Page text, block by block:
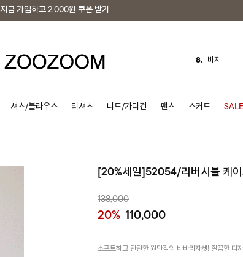
지금 가입하고 2,000원 쿠폰 받기
9. 조끼
1.
5. 플리츠
셔츠/블라우스 티셔츠 니트/가디건 팬츠 스커트 SALE
[20%세일]52054/리버시블 케
138,000
20% 110,000
소프트하고 탄탄한 원단감의 바바리자켓! 깔끔한 디